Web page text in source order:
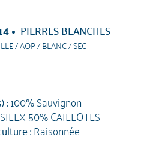
PIERRES BLANCHES
/ AOP / BLANC / SEC
:100% Sauvignon
50% CAILLOTES
:Raisonnée